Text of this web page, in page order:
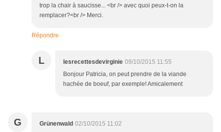
trop la chair à saucisse... <br /> avec quoi peux-t-on la
remplacer?<br /> Merci.
Répondre
L lesrecettesdevirginie 09/10/2015 11:55
Bonjour Patricia, on peut prendre de la viande
hachée de boeuf, par exemple! Amicalement
G Grünenwald 02/10/2015 11:02